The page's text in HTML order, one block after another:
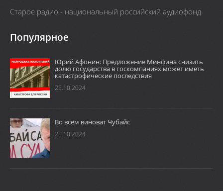
Старое радио - национальный российский аудиофонд.
Популярное
Юрий Афонин: Предложение Минфина снизить
долю государства в госкомпаниях может иметь
катастрофические последствия
25.10.2024
Во всём виноват Чубайс
25.10.2024